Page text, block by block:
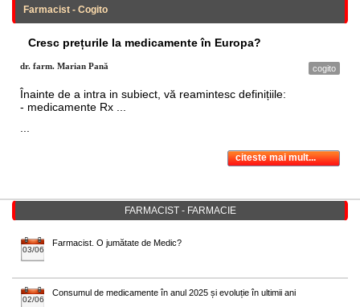
Farmacist - Cogito
Cresc prețurile la medicamente în Europa?
dr. farm. Marian Pană cogito
Înainte de a intra in subiect, vă reamintesc definițiile:
- medicamente Rx ...
citeste mai mult...
FARMACIST - FARMACIE
03/06
Farmacist. O jumătate de Medic?
02/06
Consumul de medicamente în anul 2025 și evoluție în ultimii ani